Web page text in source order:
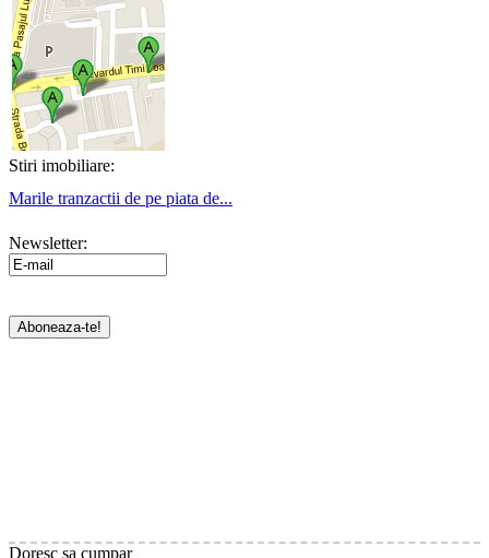
Stiri imobiliare:
Marile tranzactii de pe piata de...
Newsletter:
Doresc sa cumpar